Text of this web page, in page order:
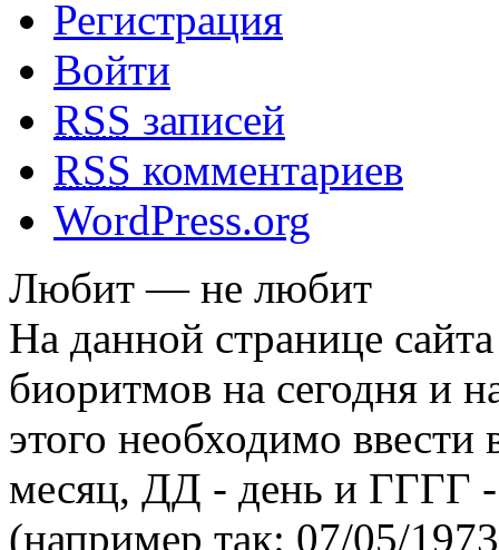
Регистрация
Войти
RSS записей
RSS комментариев
WordPress.org
Любит — не любит
На данной странице
биоритмов на сегодня и
этого необходимо
месяц, ДД - день и ГГГГ -
(например так: 07/05/